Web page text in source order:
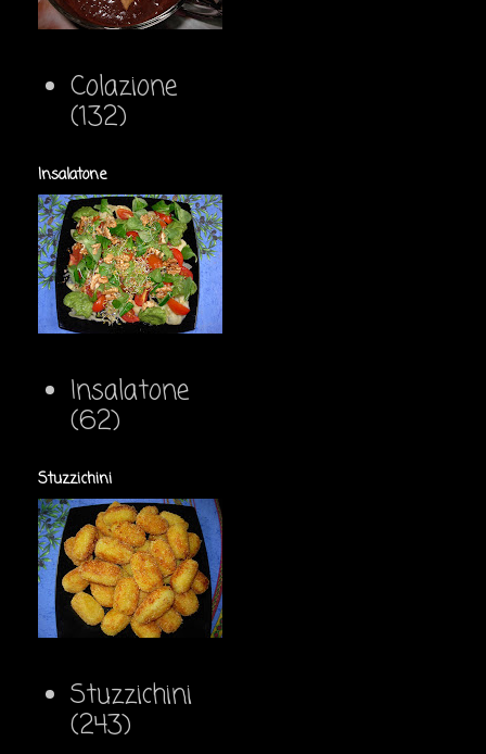
Colazione
(132)
Insalatone
Insalatone
(62)
Stuzzichini
Stuzzichini
(243)